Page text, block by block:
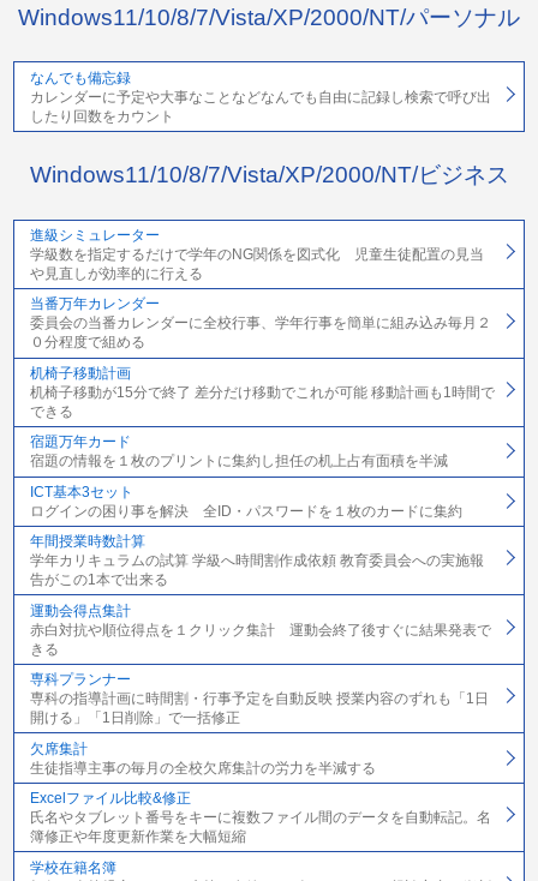
Windows11/10/8/7/Vista/XP/2000/NT/パーソナル
なんでも備忘録
カレンダーに予定や大事なことなどなんでも自由に記録し検索で呼び出
したり回数をカウント
Windows11/10/8/7/Vista/XP/2000/NT/ビジネス
進級シミュレーター
学級数を指定するだけで学年のNG関係を図式化 児童生徒配置の見当
や見直しが効率的に行える
当番万年カレンダー
委員会の当番カレンダーに全校行事、学年行事を簡単に組み込み毎月２
０分程度で組める
机椅子移動計画
机椅子移動が15分で終了 差分だけ移動でこれが可能 移動計画も1時間で
できる
宿題万年カード
宿題の情報を１枚のプリントに集約し担任の机上占有面積を半減
ICT基本3セット
ログインの困り事を解決 全ID・パスワードを１枚のカードに集約
年間授業時数計算
学年カリキュラムの試算 学級へ時間割作成依頼 教育委員会への実施報
告がこの1本で出来る
運動会得点集計
赤白対抗や順位得点を１クリック集計 運動会終了後すぐに結果発表で
きる
専科プランナー
専科の指導計画に時間割・行事予定を自動反映 授業内容のずれも「1日
開ける」「1日削除」で一括修正
欠席集計
生徒指導主事の毎月の全校欠席集計の労力を半減する
Excelファイル比較&修正
氏名やタブレット番号をキーに複数ファイル間のデータを自動転記。名
簿修正や年度更新作業を大幅短縮
学校在籍名簿